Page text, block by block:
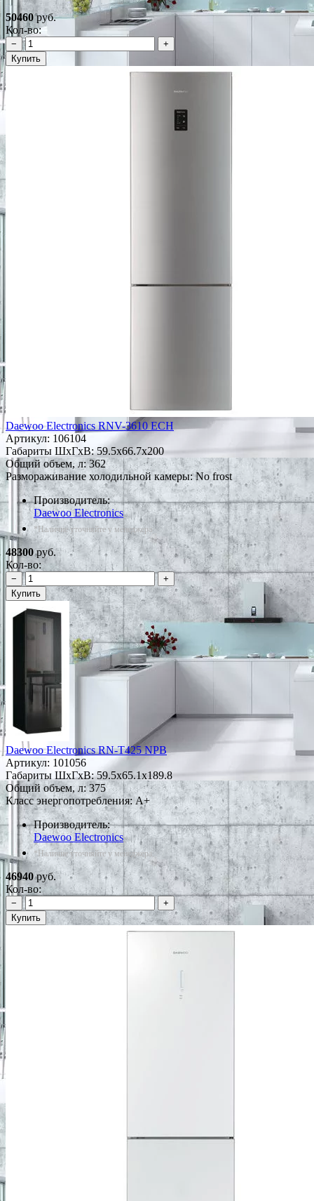
50460руб.
Кол-во:
−
+
Купить
Daewoo Electronics RNV-3610 ECH
Артикул: 106104
Габариты ШxГxВ: 59.5x66.7x200
Общий объем, л: 362
Размораживание холодильной камеры: No frost
Производитель:
Daewoo Electronics
*Наличие уточняйте у менеджера
48300руб.
Кол-во:
−
+
Купить
Daewoo Electronics RN-T425 NPB
Артикул: 101056
Габариты ШxГxВ: 59.5x65.1x189.8
Общий объем, л: 375
Класс энергопотребления: A+
Производитель:
Daewoo Electronics
*Наличие уточняйте у менеджера
46940руб.
Кол-во:
−
+
Купить